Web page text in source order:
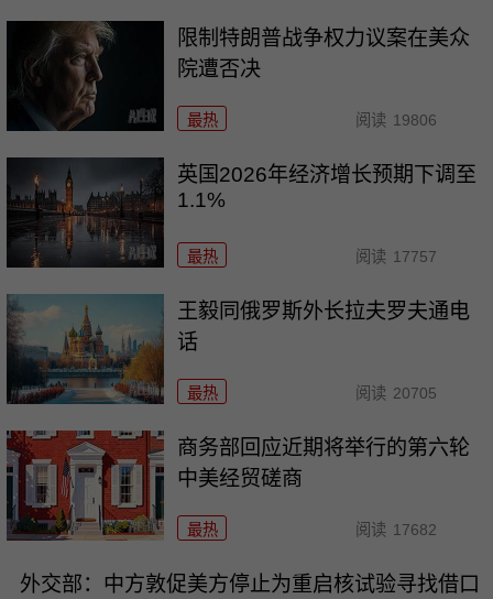
限制特朗普战争权力议案在美众
院遭否决
最热 阅读 19806
英国2026年经济增长预期下调至
1.1%
最热 阅读 17757
王毅同俄罗斯外长拉夫罗夫通电
话
最热 阅读 20705
商务部回应近期将举行的第六轮
中美经贸磋商
最热 阅读 17682
外交部：中方敦促美方停止为重启核试验寻找借口